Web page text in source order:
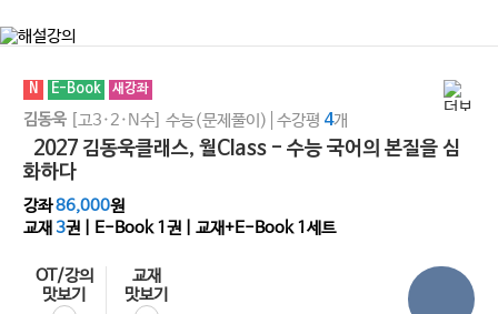
N E-Book 새강좌
김동욱 [고3·2·N수] 수능(문제풀이) 수강평 4개
2027 김동욱클래스, 월Class - 수능 국어의 본질을 심
화하다
강좌86,000원
교재 3권 | E-Book1 권 | 교재+E-Book 1세트
OT/강의
맛보기
교재
맛보기